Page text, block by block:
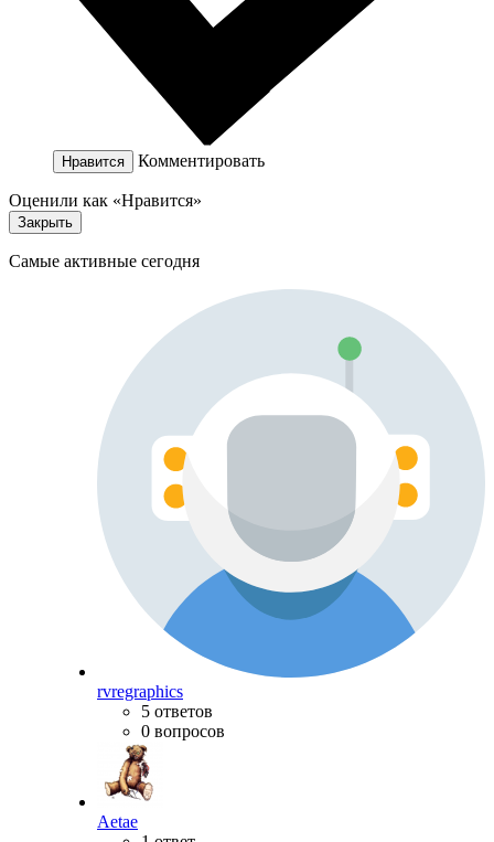
Нравится Комментировать
Оценили как «Нравится»
Закрыть
Самые активные сегодня
rvregraphics
5 ответов
0 вопросов
Aetae